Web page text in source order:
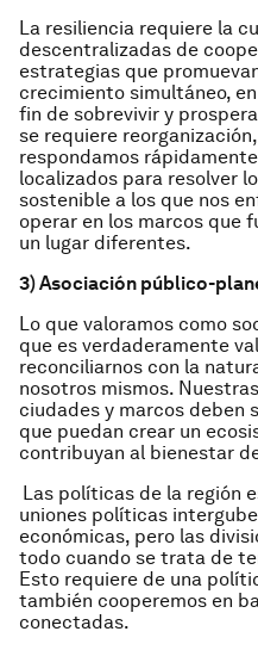
La resiliencia requiere la
descentralizadas de
estrategias que
crecimiento simultáneo,
fin de sobrevivir y
se requiere
respondamos
localizados para resolver
sostenible a los que nos
operar en los marcos que
un lugar diferentes.
3) Asociación público-
Lo que valoramos como
que es verdaderamente
reconciliarnos con la
nosotros mismos.
ciudades y marcos deben
que puedan crear un
contribuyan al bienestar
Las políticas de la región
uniones políticas
económicas, pero las
todo cuando se trata de
Esto requiere de una
también cooperemos en
conectadas.